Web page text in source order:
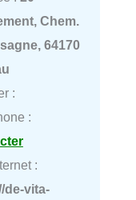
Chem.
64170
:
:
:
de-vita-